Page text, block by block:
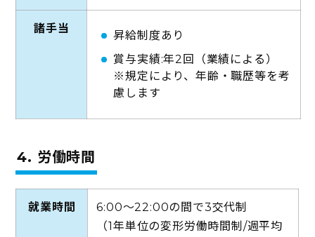
諸手当
昇給制度あり
賞与実績:年2回（業績による）
※規定により、年齢・職歴等を考
慮します
4. 労働時間
就業時間
6:00〜22:00の間で3交代制
（1年単位の変形労働時間制/週平均